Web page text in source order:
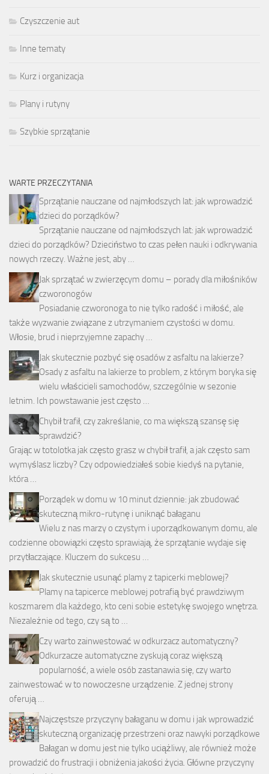
Czyszczenie aut
Inne tematy
Kurz i organizacja
Plany i rutyny
Szybkie sprzątanie
WARTE PRZECZYTANIA
Sprzątanie nauczane od najmłodszych lat: jak wprowadzić
dzieci do porządków?
Sprzątanie nauczane od najmłodszych lat: jak wprowadzić
dzieci do porządków? Dzieciństwo to czas pełen nauki i odkrywania
nowych rzeczy. Ważne jest, aby …
Jak sprzątać w zwierzęcym domu – porady dla miłośników
czworonogów
Posiadanie czworonoga to nie tylko radość i miłość, ale
także wyzwanie związane z utrzymaniem czystości w domu.
Włosie, brud i nieprzyjemne zapachy …
Jak skutecznie pozbyć się osadów z asfaltu na lakierze?
Osady z asfaltu na lakierze to problem, z którym boryka się
wielu właścicieli samochodów, szczególnie w sezonie
letnim. Ich powstawanie jest często …
Chybił trafił, czy zakreślanie, co ma większą szansę się
sprawdzić?
Grając w totolotka jak często grasz w chybił trafił, a jak często sam
wymyślasz liczby? Czy odpowiedziałeś sobie kiedyś na pytanie,
która …
Porządek w domu w 10 minut dziennie: jak zbudować
skuteczną mikro-rutynę i uniknąć bałaganu
Wielu z nas marzy o czystym i uporządkowanym domu, ale
codzienne obowiązki często sprawiają, że sprzątanie wydaje się
przytłaczające. Kluczem do sukcesu …
Jak skutecznie usunąć plamy z tapicerki meblowej?
Plamy na tapicerce meblowej potrafią być prawdziwym
koszmarem dla każdego, kto ceni sobie estetykę swojego wnętrza.
Niezależnie od tego, czy są to …
Czy warto zainwestować w odkurzacz automatyczny?
Odkurzacze automatyczne zyskują coraz większą
popularność, a wiele osób zastanawia się, czy warto
zainwestować w to nowoczesne urządzenie. Z jednej strony
oferują …
Najczęstsze przyczyny bałaganu w domu i jak wprowadzić
skuteczną organizację przestrzeni oraz nawyki porządkowe
Bałagan w domu jest nie tylko uciążliwy, ale również może
prowadzić do frustracji i obniżenia jakości życia. Główne przyczyny